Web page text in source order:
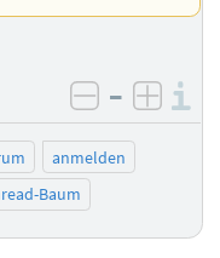
negativ
–
anmelden
Baum